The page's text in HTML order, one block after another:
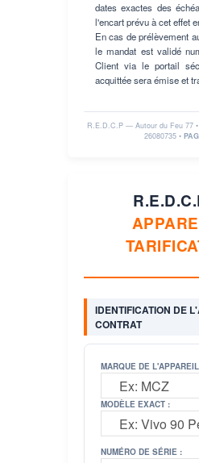
dates exactes des
l'encart prévu à cet effet
En cas de prélèvement
le mandat est validé
Client via le portail
acquittée sera émise et
R.E.D.C.P — Autour du Feu 77 •
26080735 •
IDENTIFICATION DE
CONTRAT
MARQUE DE
MODÈLE EXACT :
NUMÉRO DE SÉRIE :